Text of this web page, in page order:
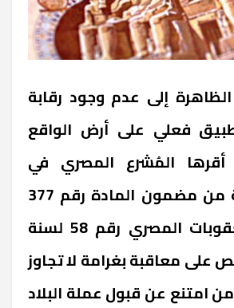
الظاهرة إلى عدم وجود رقابة
فعلي على أرض الواقع
أقرها المُشرع المصري في
الفقرة الثامنة من مضمون المادة رقم 377
من قانون العقوبات المصري رقم 58 لسنة
ينص على معاقبة بغرامة لا تجاوز
امتنع عن قبول عملة البلاد